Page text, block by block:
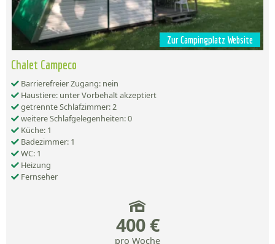
Zur Campingplatz Website
Chalet Campeco
Barrierefreier Zugang: nein
Haustiere: unter Vorbehalt akzeptiert
getrennte Schlafzimmer: 2
weitere Schlafgelegenheiten: 0
Küche: 1
Badezimmer: 1
WC: 1
Heizung
Fernseher
400 €
pro Woche